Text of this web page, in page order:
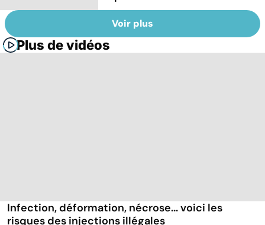
Voir plus
Plus de vidéos
Infection, déformation, nécrose... voici les
risques des injections illégales